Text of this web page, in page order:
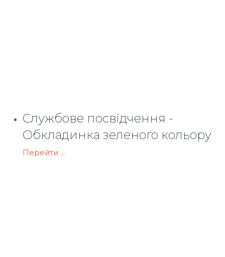
Службове посвідчення -
Обкладинка зеленого кольору
Перейти ...